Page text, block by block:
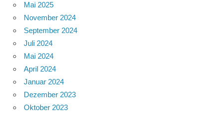
Mai 2025
November 2024
September 2024
Juli 2024
Mai 2024
April 2024
Januar 2024
Dezember 2023
Oktober 2023